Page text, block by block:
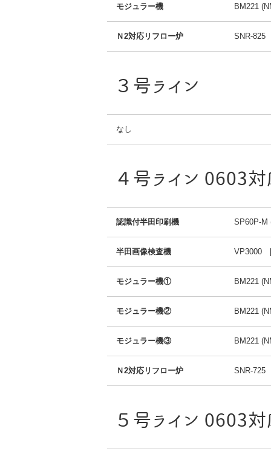
モジュラー機 BM221
Ｎ2対応リフロー炉 SNR-825
３号ライン
なし
４号ライン 0603
認識付半田印刷機 SP60P-
半田画像検査機 VP3000
モジュラー機① BM221
モジュラー機② BM221
モジュラー機③ BM221
Ｎ2対応リフロー炉 SNR-725
５号ライン 0603